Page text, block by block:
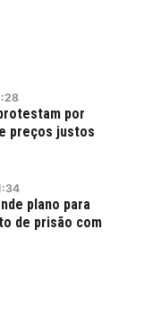
por
preços justos
plano para
de prisão com